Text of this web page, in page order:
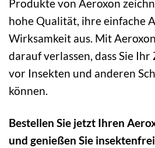
Produkte von Aeroxon
hohe Qualität, ihre einfache
Wirksamkeit aus. Mit
darauf verlassen, dass Sie
vor Insekten und anderen
können.
Bestellen Sie jetzt Ihren
und genießen Sie